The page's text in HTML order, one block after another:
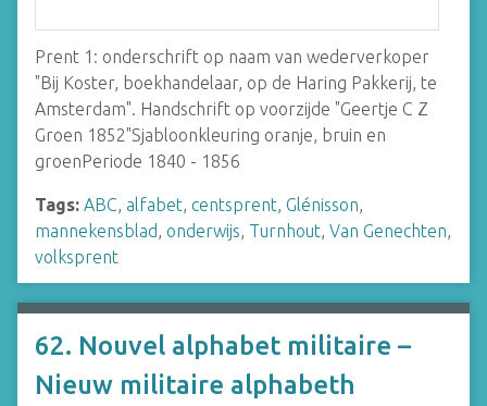
Prent 1: onderschrift op naam van wederverkoper
"Bij Koster, boekhandelaar, op de Haring Pakkerij, te
Amsterdam". Handschrift op voorzijde "Geertje C Z
Groen 1852"Sjabloonkleuring oranje, bruin en
groenPeriode 1840 - 1856
Tags: ABC, alfabet, centsprent, Glénisson,
mannekensblad, onderwijs, Turnhout, Van Genechten,
volksprent
62. Nouvel alphabet militaire –
Nieuw militaire alphabeth